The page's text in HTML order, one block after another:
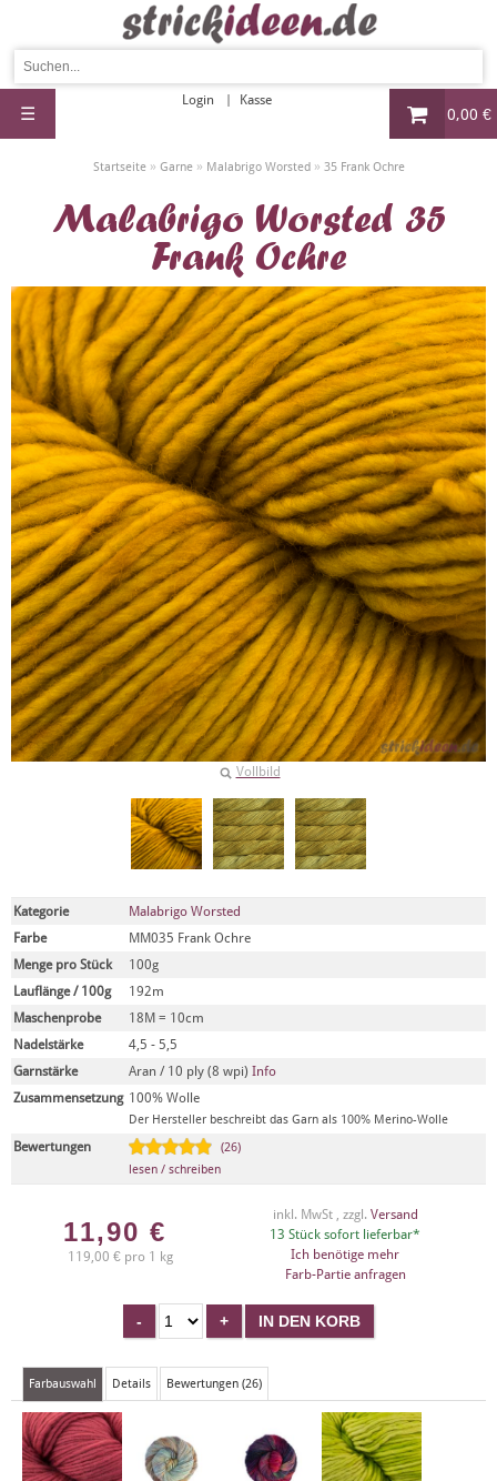
0,00 €
Login Kasse
☰
Startseite» Garne» Malabrigo Worsted» 35 Frank Ochre
Malabrigo Worsted 35
Frank Ochre
Vollbild
Kategorie
Malabrigo Worsted
Farbe
MM035 Frank Ochre
Menge pro Stück
100g
Lauflänge / 100g
192m
Maschenprobe
18M = 10cm
Nadelstärke
4,5 - 5,5
Garnstärke
Aran / 10 ply (8 wpi) Info
Zusammensetzung 100% Wolle
Der Hersteller beschreibt das Garn als 100% Merino-Wolle
Bewertungen
(26)
lesen / schreiben
11,90 €
119,00 € pro 1 kg
inkl. MwSt , zzgl. Versand
13 Stück sofort lieferbar*
Ich benötige mehr
Farb-Partie anfragen
Farbauswahl Details Bewertungen (26)